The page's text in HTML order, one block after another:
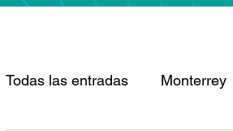
Todas las entradas Monterrey